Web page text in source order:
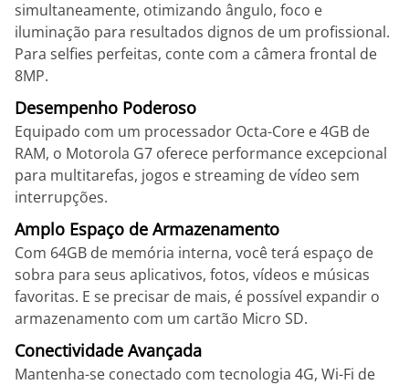
simultaneamente, otimizando ângulo, foco e
iluminação para resultados dignos de um profissional.
Para selfies perfeitas, conte com a câmera frontal de
8MP.
Desempenho Poderoso
Equipado com um processador Octa-Core e 4GB de
RAM, o Motorola G7 oferece performance excepcional
para multitarefas, jogos e streaming de vídeo sem
interrupções.
Amplo Espaço de Armazenamento
Com 64GB de memória interna, você terá espaço de
sobra para seus aplicativos, fotos, vídeos e músicas
favoritas. E se precisar de mais, é possível expandir o
armazenamento com um cartão Micro SD.
Conectividade Avançada
Mantenha-se conectado com tecnologia 4G, Wi-Fi de